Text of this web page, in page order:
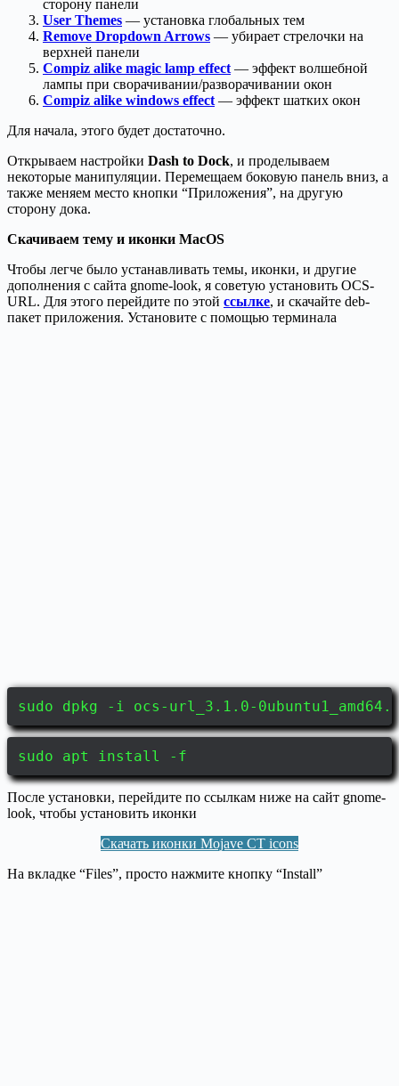
сторону панели
User Themes — установка глобальных тем
Remove Dropdown Arrows — убирает стрелочки на
верхней панели
Compiz alike magic lamp effect — эффект волшебной
лампы при сворачивании/разворачивании окон
Compiz alike windows effect — эффект шатких окон
Для начала, этого будет достаточно.
Открываем настройки Dash to Dock, и проделываем
некоторые манипуляции. Перемещаем боковую панель вниз, а
также меняем место кнопки “Приложения”, на другую
сторону дока.
Скачиваем тему и иконки MacOS
Чтобы легче было устанавливать темы, иконки, и другие
дополнения с сайта gnome-look, я советую установить OCS-
URL. Для этого перейдите по этой ссылке, и скачайте deb-
пакет приложения. Установите с помощью терминала
sudo dpkg -i ocs-url_3.1.0-
sudo apt install -f
После установки, перейдите по ссылкам ниже на сайт gnome-
look, чтобы установить иконки
Скачать иконки Mojave CT icons
На вкладке “Files”, просто нажмите кнопку “Install”